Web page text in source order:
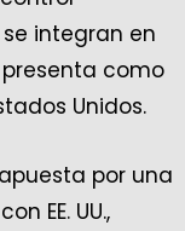
integran en
como
Unidos.
por una
EE. UU.,